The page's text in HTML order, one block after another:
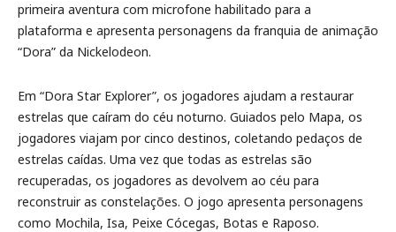
primeira aventura com microfone habilitado para a
plataforma e apresenta personagens da franquia de animação
“Dora” da Nickelodeon.
Em “Dora Star Explorer”, os jogadores ajudam a restaurar
estrelas que caíram do céu noturno. Guiados pelo Mapa, os
jogadores viajam por cinco destinos, coletando pedaços de
estrelas caídas. Uma vez que todas as estrelas são
recuperadas, os jogadores as devolvem ao céu para
reconstruir as constelações. O jogo apresenta personagens
como Mochila, Isa, Peixe Cócegas, Botas e Raposo.